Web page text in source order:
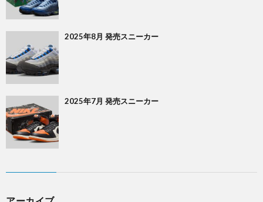
2025年8月 発売スニーカー
2025年7月 発売スニーカー